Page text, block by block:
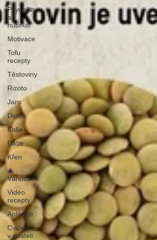
Psychika
a
hubnutí
Motivace
Tofu
recepty
Těstoviny
Rizoto
Jaro
Detox
Kaše
Datle
Křen
🎄
Vánoce
Video
recepty
Aplikace
Cvičení
v posteli